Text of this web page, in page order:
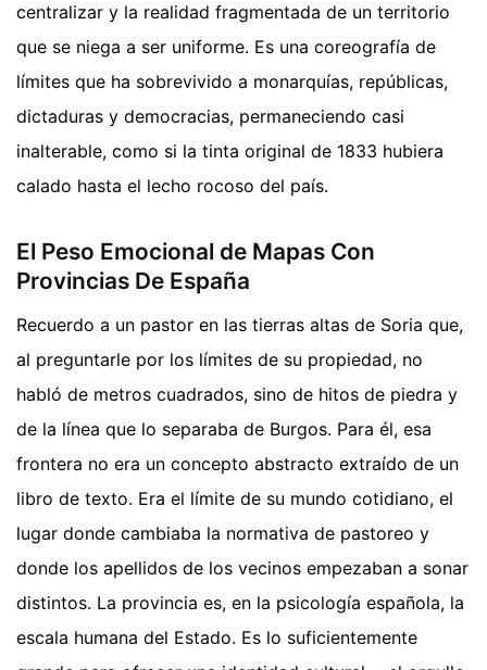
centralizar y la realidad fragmentada de un territorio
que se niega a ser uniforme. Es una coreografía de
límites que ha sobrevivido a monarquías, repúblicas,
dictaduras y democracias, permaneciendo casi
inalterable, como si la tinta original de 1833 hubiera
calado hasta el lecho rocoso del país.
El Peso Emocional de Mapas Con
Provincias De España
Recuerdo a un pastor en las tierras altas de Soria que,
al preguntarle por los límites de su propiedad, no
habló de metros cuadrados, sino de hitos de piedra y
de la línea que lo separaba de Burgos. Para él, esa
frontera no era un concepto abstracto extraído de un
libro de texto. Era el límite de su mundo cotidiano, el
lugar donde cambiaba la normativa de pastoreo y
donde los apellidos de los vecinos empezaban a sonar
distintos. La provincia es, en la psicología española, la
escala humana del Estado. Es lo suficientemente